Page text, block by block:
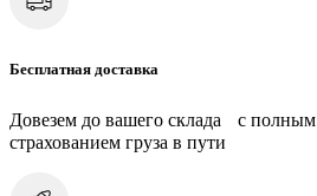
Бесплатная доставка
Довезем до вашего склада с полным
страхованием груза в пути